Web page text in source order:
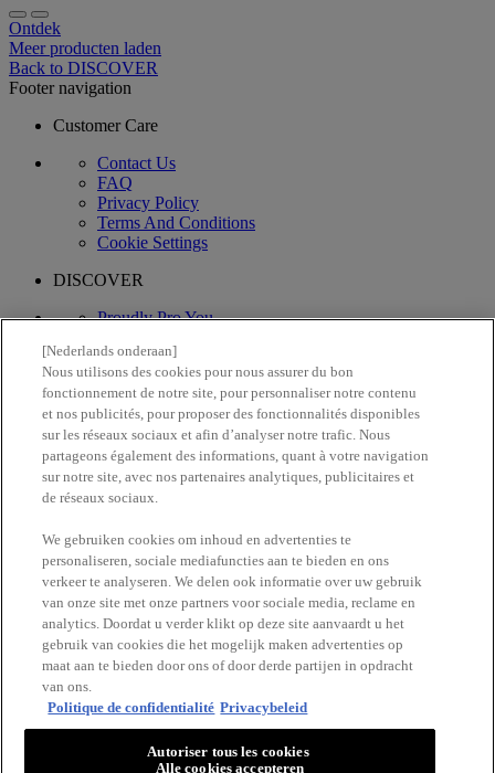
Ontdek
Meer producten laden
Back to DISCOVER
Footer navigation
Customer Care
Contact Us
FAQ
Privacy Policy
Terms And Conditions
Cookie Settings
DISCOVER
Proudly Pro You
Vegan Formula
Proud artistry for all
with lovefrom los angeles
Find a store 1-844-344-3510
Follow us
©2024 NYX PROFESSIONAL MAKEUP
Terms & Conditions
Site Map
Privacy Policy
[Nederlands onderaan]
Nous utilisons des cookies pour nous assurer du bon
fonctionnement de notre site, pour personnaliser notre contenu
et nos publicités, pour proposer des fonctionnalités disponibles
sur les réseaux sociaux et afin d’analyser notre trafic. Nous
partageons également des informations, quant à votre navigation
sur notre site, avec nos partenaires analytiques, publicitaires et
de réseaux sociaux.
We gebruiken cookies om inhoud en advertenties te
personaliseren, sociale mediafuncties aan te bieden en ons
verkeer te analyseren. We delen ook informatie over uw gebruik
van onze site met onze partners voor sociale media, reclame en
analytics. Doordat u verder klikt op deze site aanvaardt u het
gebruik van cookies die het mogelijk maken advertenties op
maat aan te bieden door ons of door derde partijen in opdracht
van ons.
Politique de confidentialité Privacybeleid
Autoriser tous les cookies
Alle cookies accepteren